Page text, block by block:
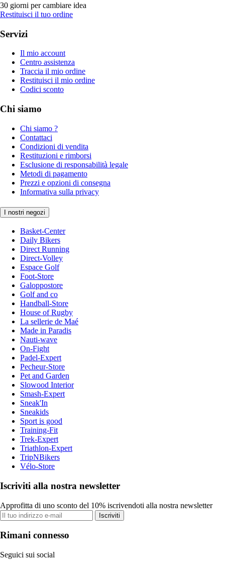
30 giorni per cambiare idea
Restituisci il tuo ordine
Servizi
Il mio account
Centro assistenza
Traccia il mio ordine
Restituisci il mio ordine
Codici sconto
Chi siamo
Chi siamo ?
Contattaci
Condizioni di vendita
Restituzioni e rimborsi
Esclusione di responsabilità legale
Metodi di pagamento
Prezzi e opzioni di consegna
Informativa sulla privacy
I nostri negozi
Basket-Center
Daily Bikers
Direct Running
Direct-Volley
Espace Golf
Foot-Store
Galoppostore
Golf and co
Handball-Store
House of Rugby
La sellerie de Maé
Made in Paradis
Nauti-wave
On-Fight
Padel-Expert
Pecheur-Store
Pet and Garden
Slowood Interior
Smash-Expert
Sneak'In
Sneakids
Sport is good
Training-Fit
Trek-Expert
Triathlon-Expert
TripNBikers
Vélo-Store
Iscriviti alla nostra newsletter
Approfitta di uno sconto del 10% iscrivendoti alla nostra newsletter
Iscriviti
Rimani connesso
Seguici sui social